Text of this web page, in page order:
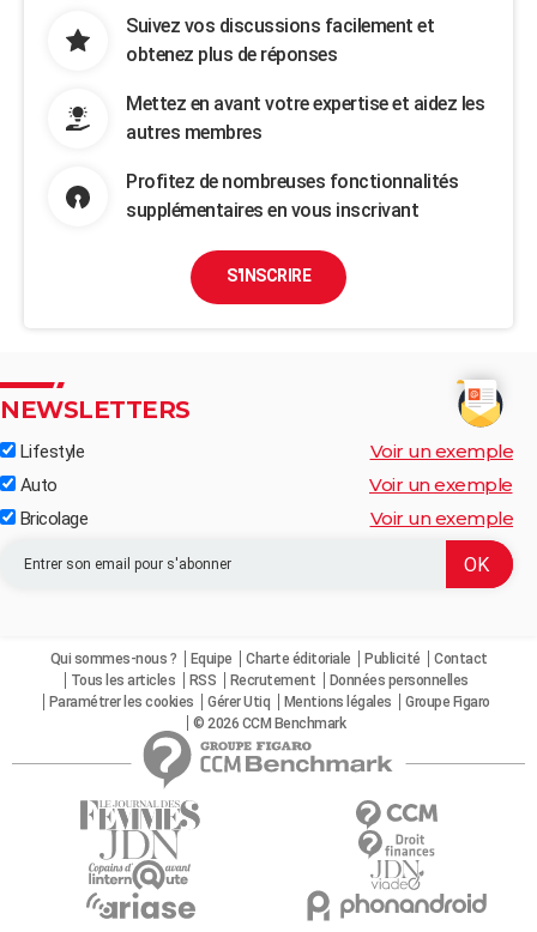
Suivez vos discussions facilement et
obtenez plus de réponses
Mettez en avant votre expertise et aidez les
autres membres
Profitez de nombreuses fonctionnalités
supplémentaires en vous inscrivant
S'INSCRIRE
NEWSLETTERS
Lifestyle Voir un exemple
Auto Voir un exemple
Bricolage Voir un exemple
Qui sommes-nous ? Equipe Charte éditoriale Publicité
Contact
Tous les articles
RSS Recrutement
Données personnelles
Paramétrer les cookies
Gérer Utiq Mentions légales
Groupe Figaro
© 2026 CCM Benchmark